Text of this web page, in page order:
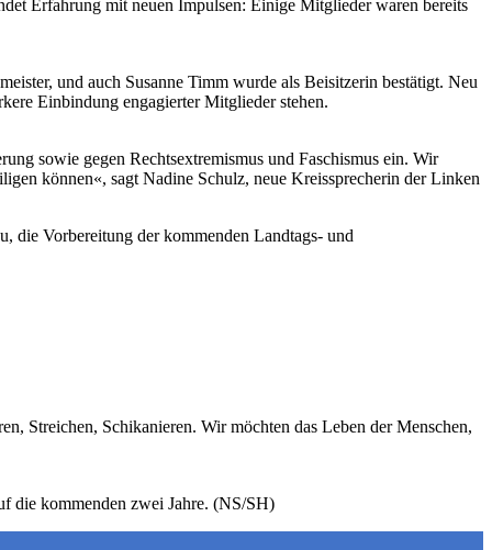
Erfahrung mit neuen Impulsen: Einige Mitglieder waren bereits
und auch Susanne Timm wurde als Beisitzerin bestätigt. Neu
Einbindung engagierter Mitglieder stehen.
sowie gegen Rechtsextremismus und Faschismus ein. Wir
können«, sagt Nadine Schulz, neue Kreissprecherin der Linken
die Vorbereitung der kommenden Landtags- und
Streichen, Schikanieren. Wir möchten das Leben der Menschen,
die kommenden zwei Jahre. (NS/SH)